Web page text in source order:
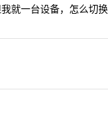
就一台设备，怎么切